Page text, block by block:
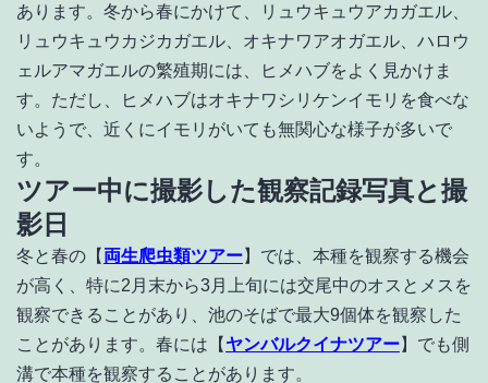
あります。冬から春にかけて、リュウキュウアカガエル、
リュウキュウカジカガエル、オキナワアオガエル、ハロウ
ェルアマガエルの繁殖期には、ヒメハブをよく見かけま
す。ただし、ヒメハブはオキナワシリケンイモリを食べな
いようで、近くにイモリがいても無関心な様子が多いで
す。
ツアー中に撮影した観察記録写真と撮
影日
冬と春の【 両生爬虫類ツアー】では、本種を観察する機会
が高く、特に2月末から3月上旬には交尾中のオスとメスを
観察できることがあり、池のそばで最大9個体を観察した
ことがあります。春には【 ヤンバルクイナツアー】でも側
溝で本種を観察することがあります。